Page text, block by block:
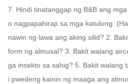
7. Hindi tinatanggap ng B&B ang
o nagpapahirap sa mga katulong.
nawin ng lawa ang aking silid? 2.
form ng almusal? 3. Bakit walang
ga insekto sa sahig? 5. Bakit walang
i pwedeng kainin ng maaga ang